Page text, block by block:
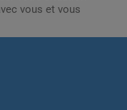
vous et vous